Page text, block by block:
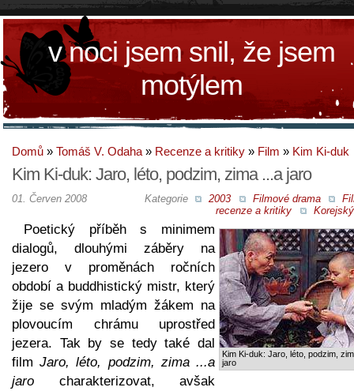
v noci jsem snil, že jsem
motýlem
Domů » Tomáš V. Odaha » Recenze a kritiky » Film » Kim Ki-duk
Kim Ki-duk: Jaro, léto, podzim, zima ...a jaro
Kategorie 2003 Filmové drama
recenze a kritiky
01. Červen 2008
Kim Ki-duk: Jaro, léto, podzim,
jaro
Poetický příběh s minimem
dialogů, dlouhými záběry na
jezero v proměnách ročních
období a buddhistický mistr, který
žije se svým mladým žákem na
plovoucím chrámu uprostřed
jezera. Tak by se tedy také dal
filmJaro, léto, podzim, zima ...a
jaro charakterizovat, avšak